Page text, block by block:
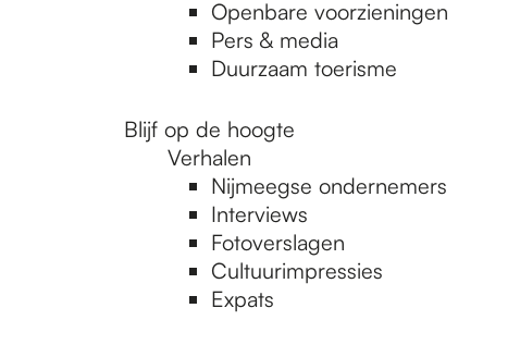
Openbare voorzieningen
Pers & media
Duurzaam toerisme
Blijf op de hoogte
Verhalen
Nijmeegse ondernemers
Interviews
Fotoverslagen
Cultuurimpressies
Expats